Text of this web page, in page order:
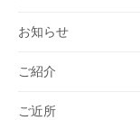
お知らせ
ご紹介
ご近所